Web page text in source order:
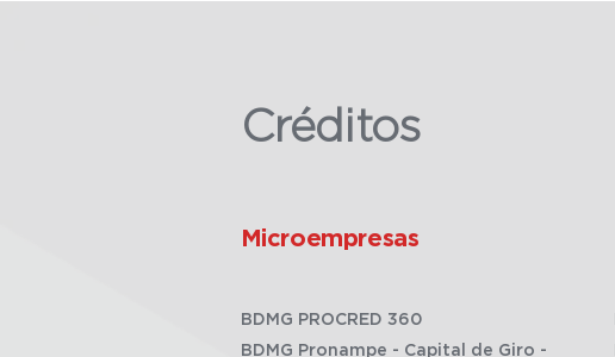
Créditos
Microempresas
BDMG PROCRED 360
BDMG Pronampe - Capital de Giro -